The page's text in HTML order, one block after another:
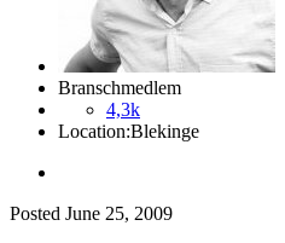
Branschmedlem
4,3k
Location:Blekinge
Posted June 25, 2009